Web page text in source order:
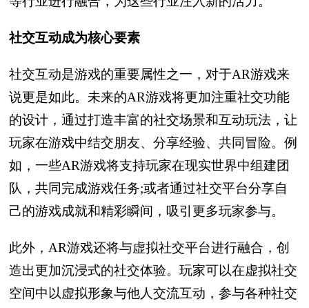
社交互动成为核心要素
社交互动是游戏的重要属性之一，对于AR游戏来
说更是如此。未来的AR游戏将更加注重社交功能
的设计，通过打造丰富的社交场景和互动玩法，让
玩家在游戏中结交朋友、分享经验、共同冒险。例
如，一些AR游戏将支持玩家在现实世界中组建团
队，共同完成游戏任务;或者通过社交平台分享自
己的游戏成就和精彩瞬间，吸引更多玩家参与。
此外，AR游戏还将与虚拟社交平台进行融合，创
造出更加沉浸式的社交体验。玩家可以在虚拟社交
空间中以虚拟形象与他人交流互动，参与各种社交